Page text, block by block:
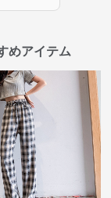
めアイテム